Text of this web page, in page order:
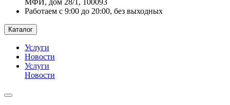
МФЙ, дом 28/1, 100093
Работаем с 9:00 до 20:00, без выходных
Каталог
Услуги
Новости
Услуги
Новости